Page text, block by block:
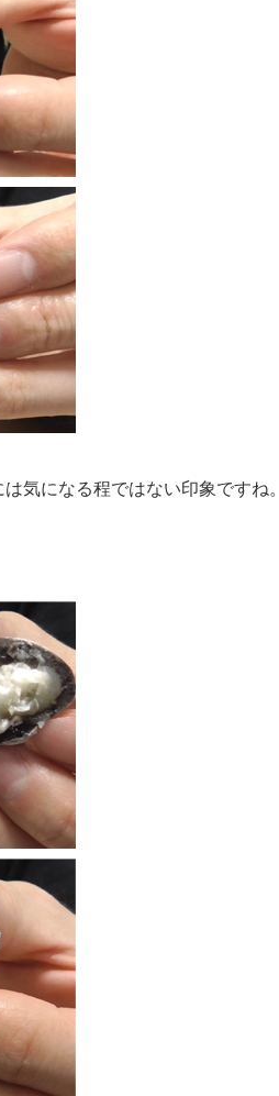
気になる程ではない印象ですね。